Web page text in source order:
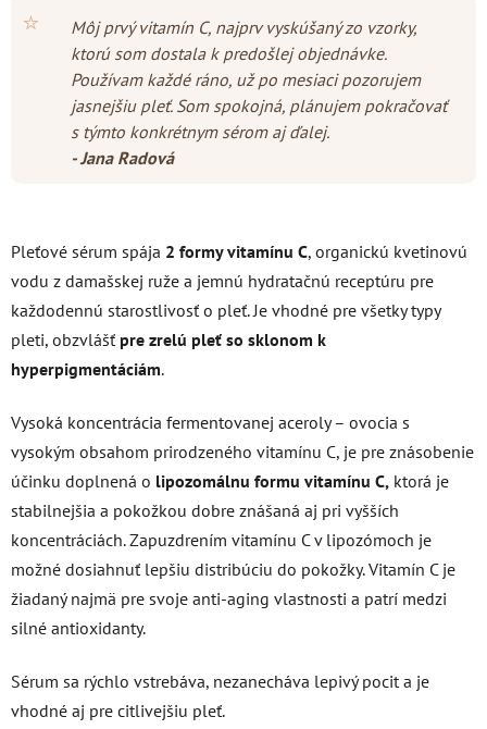
⭐
Môj prvý vitamín C, najprv vyskúšaný zo vzorky,
ktorú som dostala k predošlej objednávke.
Používam každé ráno, už po mesiaci pozorujem
jasnejšiu pleť. Som spokojná, plánujem pokračovať
s týmto konkrétnym sérom aj ďalej.
- Jana Radová
Pleťové sérum spája 2 formy vitamínu C, organickú kvetinovú
vodu z damašskej ruže a jemnú hydratačnú receptúru pre
každodennú starostlivosť o pleť. Je vhodné pre všetky typy
pleti, obzvlášť pre zrelú pleť so sklonom k
hyperpigmentáciám.
Vysoká koncentrácia fermentovanej aceroly – ovocia s
vysokým obsahom prirodzeného vitamínu C, je pre znásobenie
účinku doplnená o lipozomálnu formu vitamínu C, ktorá je
stabilnejšia a pokožkou dobre znášaná aj pri vyšších
koncentráciách. Zapuzdrením vitamínu C v lipozómoch je
možné dosiahnuť lepšiu distribúciu do pokožky. Vitamín C je
žiadaný najmä pre svoje anti-aging vlastnosti a patrí medzi
silné antioxidanty.
Sérum sa rýchlo vstrebáva, nezanecháva lepivý pocit a je
vhodné aj pre citlivejšiu pleť.